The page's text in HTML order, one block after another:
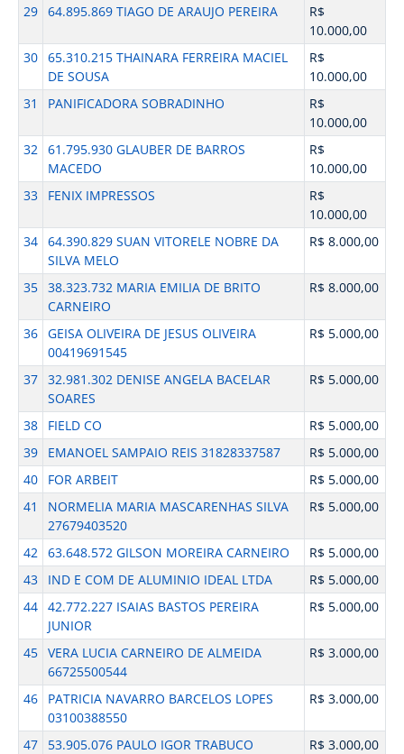
29 64.895.869 TIAGO DE ARAUJO PEREIRA
R$
10.000,00
30 65.310.215 THAINARA FERREIRA MACIEL
DE SOUSA
R$
10.000,00
31
PANIFICADORA SOBRADINHO
R$
10.000,00
32 61.795.930 GLAUBER DE BARROS
MACEDO
R$
10.000,00
33
FENIX IMPRESSOS
R$
10.000,00
34 64.390.829 SUAN VITORELE NOBRE DA
SILVA MELO
R$ 8.000,00
35 38.323.732 MARIA EMILIA DE BRITO
CARNEIRO
R$ 8.000,00
36 GEISA OLIVEIRA DE JESUS OLIVEIRA
00419691545
R$ 5.000,00
37 32.981.302 DENISE ANGELA BACELAR
SOARES
R$ 5.000,00
38 FIELD CO
R$ 5.000,00
39
EMANOEL SAMPAIO REIS 31828337587
R$ 5.000,00
40
FOR ARBEIT
R$ 5.000,00
41
NORMELIA MARIA MASCARENHAS SILVA
27679403520
R$ 5.000,00
42 63.648.572 GILSON MOREIRA CARNEIRO
R$ 5.000,00
43
IND E COM DE ALUMINIO IDEAL LTDA
R$ 5.000,00
44 42.772.227 ISAIAS BASTOS PEREIRA
JUNIOR
R$ 5.000,00
45 VERA LUCIA CARNEIRO DE ALMEIDA
66725500544
R$ 3.000,00
46
PATRICIA NAVARRO BARCELOS LOPES
03100388550
R$ 3.000,00
47
53.905.076 PAULO IGOR TRABUCO
R$ 3.000,00